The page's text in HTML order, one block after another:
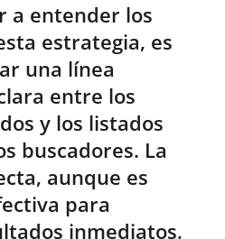
a entender los
estrategia, es
una línea
entre los
y los listados
buscadores. La
aunque es
para
inmediatos,